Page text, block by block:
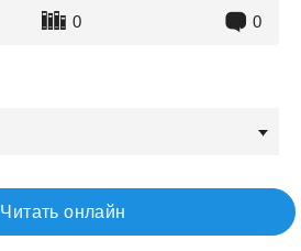
0 0
Читать онлайн